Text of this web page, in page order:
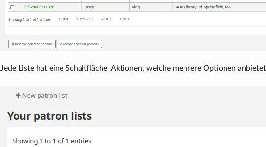
Jede Liste hat eine Schaltfläche ‚Aktionen‘, welche mehrere Optionen